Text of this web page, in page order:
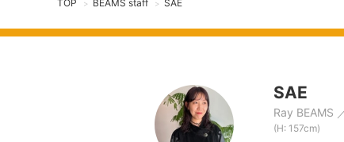
TOP > BEAMS staff > SAE
SAE
Ray BEAMS
(H: 157cm)